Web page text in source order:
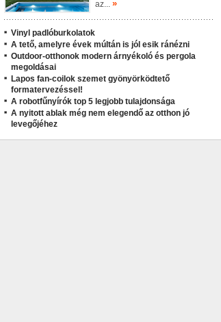
az... »
Vinyl padlóburkolatok
A tető, amelyre évek múltán is jól esik ránézni
Outdoor-otthonok modern árnyékoló és pergola
megoldásai
Lapos fan-coilok szemet gyönyörködtető
formatervezéssel!
A robotfűnyírók top 5 legjobb tulajdonsága
A nyitott ablak még nem elegendő az otthon jó
levegőjéhez